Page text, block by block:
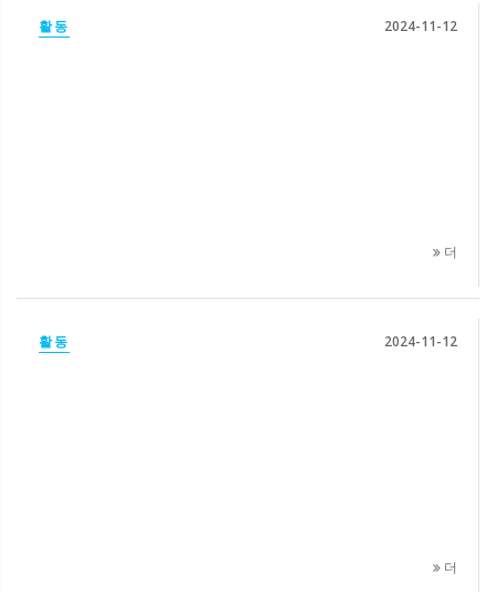
활동 2024-11-12
더
활동 2024-11-12
더